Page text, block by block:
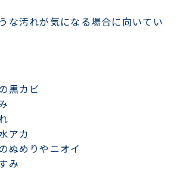
な汚れが気になる場合に向いてい
黒カビ
アカ
ぬめりやニオイ
み